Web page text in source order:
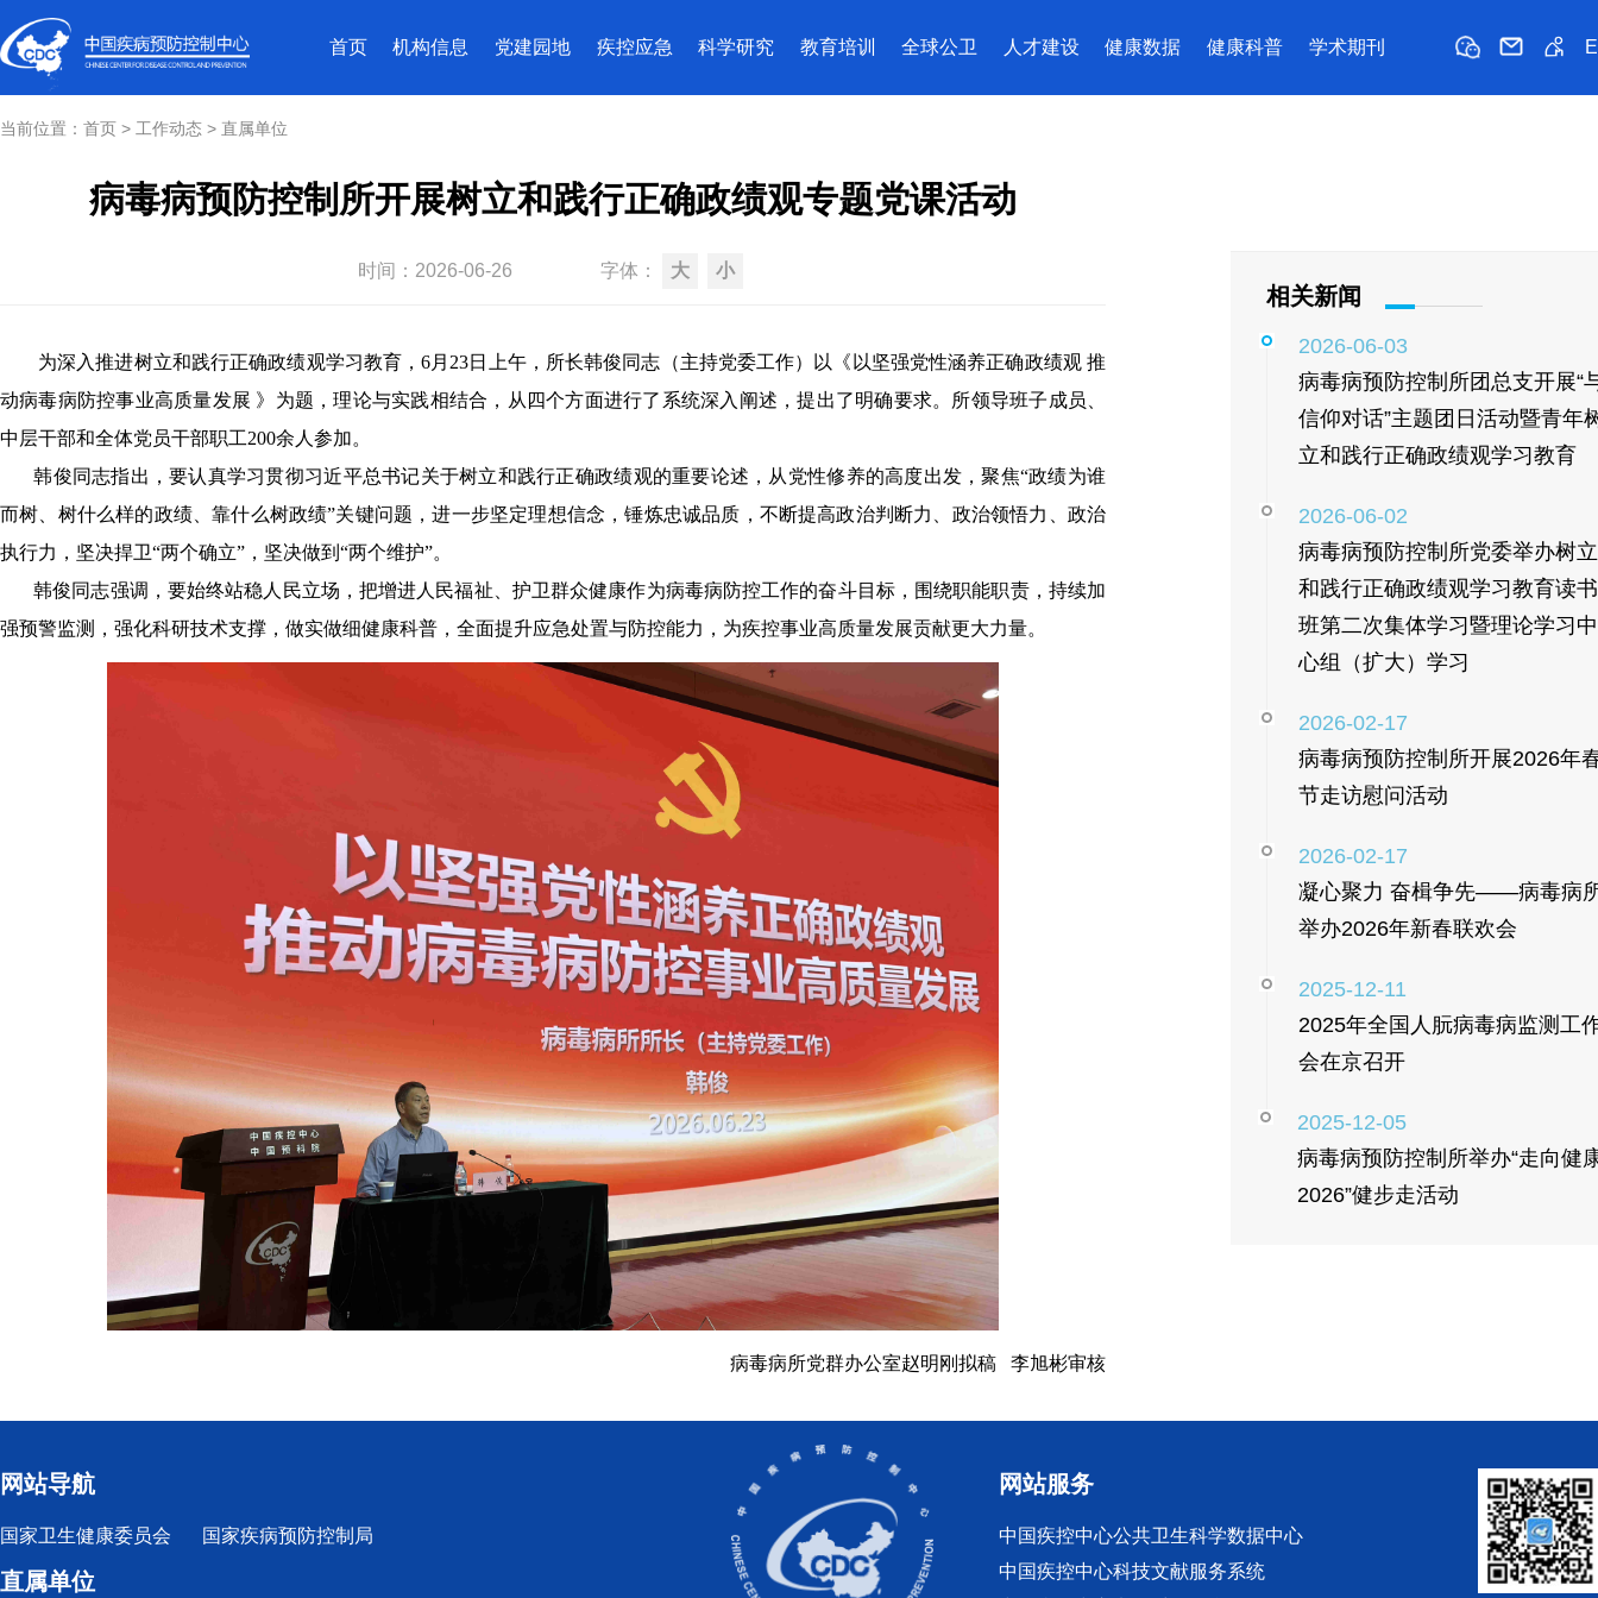
首页 机构信息 党建园地 疾控应急 科学研究 教育培训 全球公卫 人才建设 健康数据 健康科普 学术期刊
当前位置： 首页 > 工作动态 > 直属单位
病毒病预防控制所开展树立和践行正确政绩观专题党课活动
时间： 2026-06-26 字体： 大 小
为深入推进树立和践行正确政绩观学习教育，6月23日上午，所长韩俊同志（主持党委工作）以《以坚强党性涵养正确政绩观 推
动病毒病防控事业高质量发展 》为题，理论与实践相结合，从四个方面进行了系统深入阐述，提出了明确要求。所领导班子成员、
中层干部和全体党员干部职工200余人参加。
韩俊同志指出，要认真学习贯彻习近平总书记关于树立和践行正确政绩观的重要论述，从党性修养的高度出发，聚焦“政绩为谁
而树、树什么样的政绩、靠什么树政绩”关键问题，进一步坚定理想信念，锤炼忠诚品质，不断提高政治判断力、政治领悟力、政治
执行力，坚决捍卫“两个确立”，坚决做到“两个维护”。
韩俊同志强调，要始终站稳人民立场，把增进人民福祉、护卫群众健康作为病毒病防控工作的奋斗目标，围绕职能职责，持续加
强预警监测，强化科研技术支撑，做实做细健康科普，全面提升应急处置与防控能力，为疾控事业高质量发展贡献更大力量。
病毒病所党群办公室赵明刚拟稿 李旭彬审核
相关新闻
2026-06-03
病毒病预防控制所团总支开展“
信仰对话”主题团日活动暨青年
立和践行正确政绩观学习教育
2026-06-02
病毒病预防控制所党委举办树立
和践行正确政绩观学习教育读书
班第二次集体学习暨理论学习中
心组（扩大）学习
2026-02-17
病毒病预防控制所开展2026年
节走访慰问活动
2026-02-17
凝心聚力 奋楫争先——病毒病
举办2026年新春联欢会
2025-12-11
2025年全国人朊病毒病监测工
会在京召开
2025-12-05
病毒病预防控制所举办“走向健
2026”健步走活动
网站导航
国家卫生健康委员会 国家疾病预防控制局
直属单位
网站服务
中国疾控中心公共卫生科学数据中心
中国疾控中心科技文献服务系统